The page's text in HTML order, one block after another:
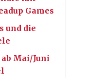
Games
und die
Mai/Juni